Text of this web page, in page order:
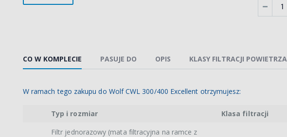
CO W KOMPLECIE PASUJE DO OPIS KLASY FILTRACJI POWIETRZA
W ramach tego zakupu do Wolf CWL 300/400 Excellent otrzymujesz:
Typ i rozmiar Klasa filtracji
Filtr jednorazowy (mata filtracyjna na ramce z